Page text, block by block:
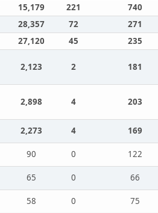
15,179 221
740
28,357 72
271
27,120 45 235
2,123 2 181
2,898 4 203
2,273 4
169
90 0
122
65 0
66
58 0
75